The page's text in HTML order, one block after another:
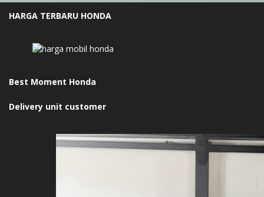
HARGA TERBARU HONDA
Best Moment Honda
Delivery unit customer